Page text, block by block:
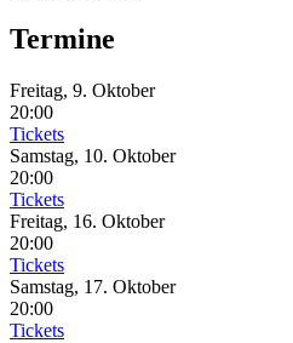
Termine
Freitag, 9. Oktober
20:00
Tickets
Samstag, 10. Oktober
20:00
Tickets
Freitag, 16. Oktober
20:00
Tickets
Samstag, 17. Oktober
20:00
Tickets